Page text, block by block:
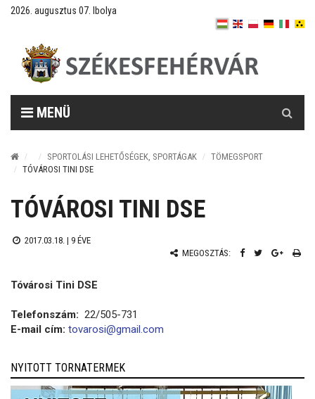
2026. augusztus 07. Ibolya
MENÜ
SPORTOLÁSI LEHETŐSÉGEK, SPORTÁGAK
TÖMEGSPORT
TÓVÁROSI TINI DSE
TÓVÁROSI TINI DSE
2017.03.18. | 9 ÉVE
MEGOSZTÁS:
Tóvárosi Tini DSE
Telefonszám: 22/505-731
E-mail cím: tovarosi@gmail.com
NYITOTT TORNATERMEK